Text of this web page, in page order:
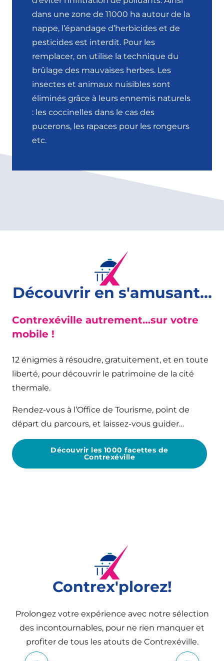
dans une zone de 11000 ha autour de la
nappe, l’épandage d’herbicides et de
pesticides est interdit. Pour les
remplacer, on utilise la technique du
brûlage des mauvaises herbes. Les
insectes et animaux nuisibles sont
éliminés grâce à leurs ennemis naturels
: les coccinelles dans le cas des
pucerons, les rapaces pour les rongeurs
etc.
Découvrir en s'amusant...
Contrexéville autrement…sur votre
mobile !
12 énigmes à résoudre, gratuitement, et en toute
liberté, pour découvrir le patrimoine de la cité
thermale.
Rendez-vous à l’Office de Tourisme, point de
départ du parcours, et laissez-vous guider…
Découvrir les 1000 facettes de
Contrexéville
Contrex'plorez!
Prolongez votre expérience avec notre sélection
des incontournables, pour ne rien manquer et
profiter de tous les atouts de Contrexéville.